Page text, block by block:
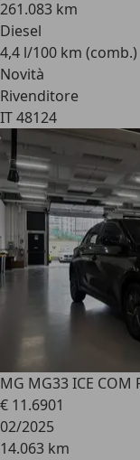
261.083 km
Diesel
4,4 l/100 km (comb.)
Novità
Rivenditore
IT 48124
MG MG33 ICE COM
€ 11.6901
02/2025
14.063 km